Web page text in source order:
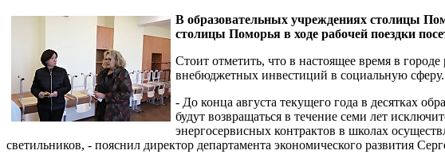
В образовательных учреждениях столицы
столицы Поморья в ходе рабочей поездки
Стоит отметить, что в настоящее время в
внебюджетных инвестиций в социальную сферу.
- До конца августа текущего года в десятках
будут возвращаться в течение семи лет
энергосервисных контрактов в школах
светильников, - пояснил директор департамента экономического развития